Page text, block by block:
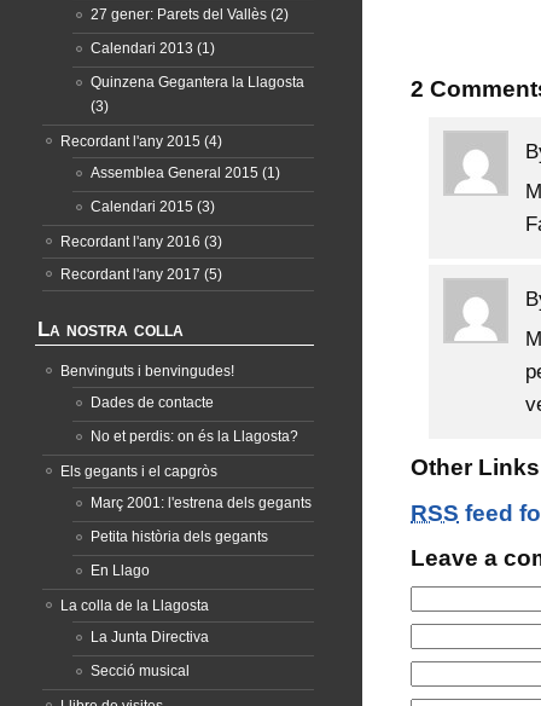
2
Other
RSS feed
Leave a
27 gener: Parets del Vallès (2)
Calendari 2013 (1)
Quinzena Gegantera la Llagosta
(3)
Recordant l'any 2015 (4)
Assemblea General 2015 (1)
Calendari 2015 (3)
Recordant l'any 2016 (3)
Recordant l'any 2017 (5)
La nostra colla
Benvinguts i benvingudes!
Dades de contacte
No et perdis: on és la Llagosta?
Els gegants i el capgròs
Març 2001: l'estrena dels gegants
Petita història dels gegants
En Llago
La colla de la Llagosta
La Junta Directiva
Secció musical